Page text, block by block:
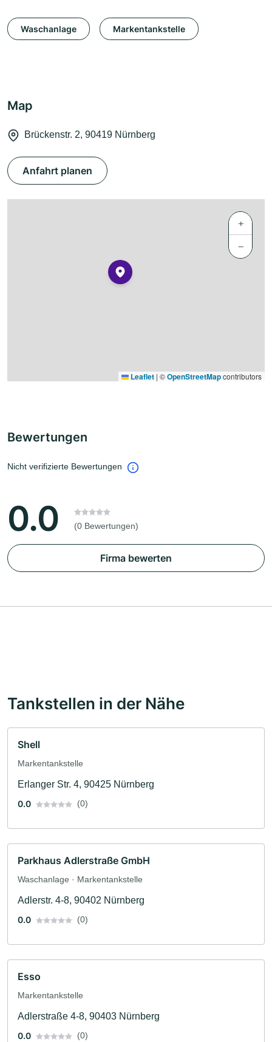
Waschanlage Markentankstelle
Map
Brückenstr. 2, 90419 Nürnberg
Anfahrt planen
+
−
Leaflet | ©OpenStreetMapcontributors
Bewertungen
Nicht verifizierte Bewertungen
0.0 (0 Bewertungen)
Firma bewerten
Tankstellen in der Nähe
Shell
Markentankstelle
Erlanger Str. 4, 90425 Nürnberg
0.0
(0)
Parkhaus Adlerstraße GmbH
Waschanlage · Markentankstelle
Adlerstr. 4-8, 90402 Nürnberg
0.0
(0)
Esso
Markentankstelle
Adlerstraße 4-8, 90403 Nürnberg
0.0
(0)